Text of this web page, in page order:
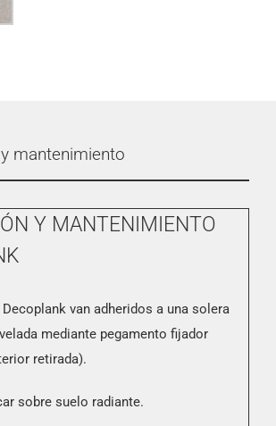
mantenimiento
Y MANTENIMIENTO
van adheridos a una solera
mediante pegamento fijador
retirada).
sobre suelo radiante.